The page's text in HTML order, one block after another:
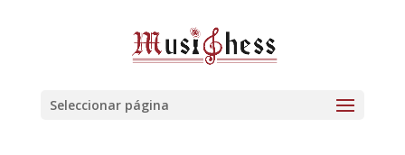
Seleccionar página